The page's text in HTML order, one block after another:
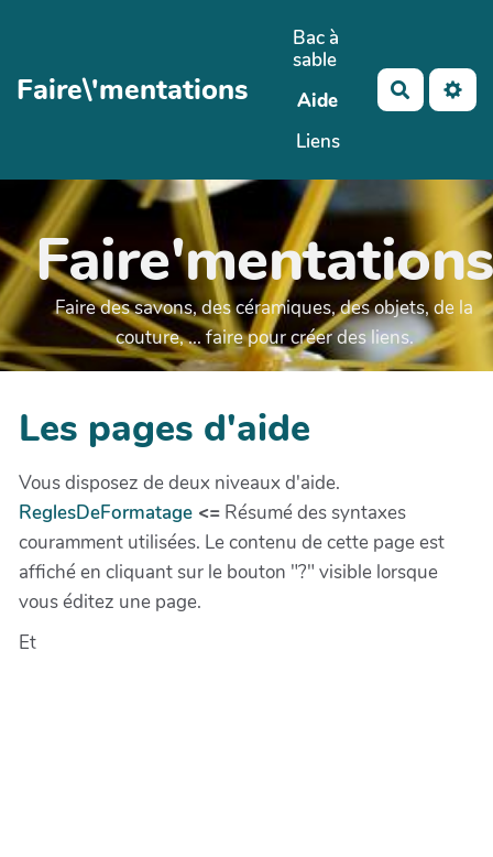
Faire\'mentations
Bac à
sable
Aide
Liens
Faire'mentations
Faire des savons, des céramiques, des objets, de la
couture, ... faire pour créer des liens.
Les pages d'aide
Vous disposez de deux niveaux d'aide.
ReglesDeFormatage <= Résumé des syntaxes
couramment utilisées. Le contenu de cette page est
affiché en cliquant sur le bouton "?" visible lorsque
vous éditez une page.
Et